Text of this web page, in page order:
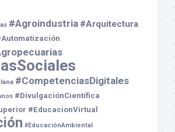
#Agroindustria #Arquitectura
#CompetenciasDigitales
#DivulgaciónCientífica
#EducacionVirtual
#EducaciónAmbiental